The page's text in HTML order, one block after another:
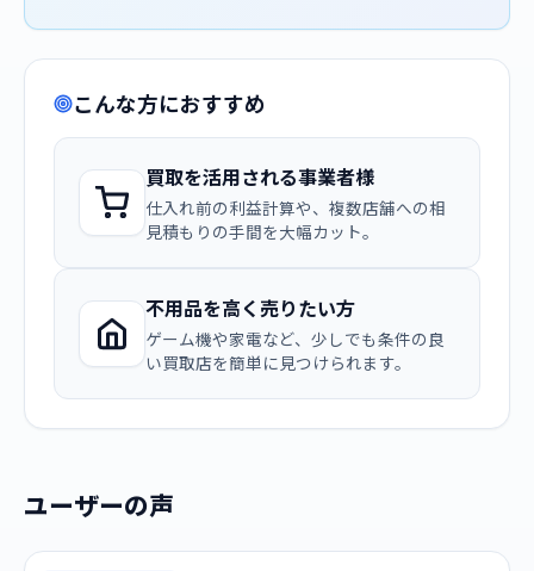
こんな方におすすめ
買取を活用される事業者様
仕入れ前の利益計算や、複数店舗への相
見積もりの手間を大幅カット。
不用品を高く売りたい方
ゲーム機や家電など、少しでも条件の良
い買取店を簡単に見つけられます。
ユーザーの声